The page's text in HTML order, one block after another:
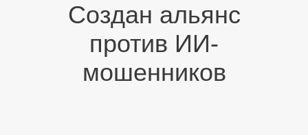
Создан альянс
против ИИ-
мошенников
ГЛАВНАЯ
О КОМПАНИИ
НОВОСТИ